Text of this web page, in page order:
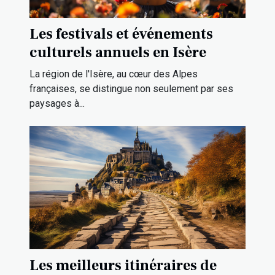
Les festivals et événements
culturels annuels en Isère
La région de l'Isère, au cœur des Alpes
françaises, se distingue non seulement par ses
paysages à...
Les meilleurs itinéraires de